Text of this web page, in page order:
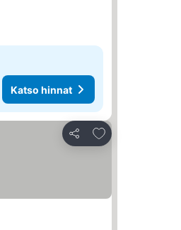
Katso hinnat
Jaa
Lisää suosikkeihin